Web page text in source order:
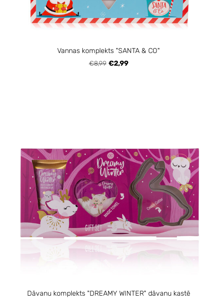
Vannas komplekts "SANTA & CO"
€8,99 €2,99
Dāvanu komplekts "DREAMY WINTER" dāvanu kastē